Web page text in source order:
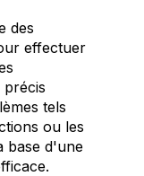
des
effectuer
précis
tels
ou les
base d'une